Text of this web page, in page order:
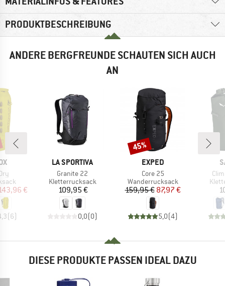
PRODUKTBESCHREIBUNG
ANDERE BERGFREUNDE SCHAUTEN SICH AUCH
AN
Preis
€
(6)
MARKE
LA SPORTIVA
Artikel
Granite 22
Produktgruppe
Kletterrucksack
Preis
109,95 €
0,0(0)
MARKE
EXPED
Artikel
Core 25
Produktgruppe
Wanderrucksack
Preis
159,95 €reduzierter Preis
87,97 €
5,0(4)
Rabatt
45%
DIESE PRODUKTE PASSEN IDEAL DAZU